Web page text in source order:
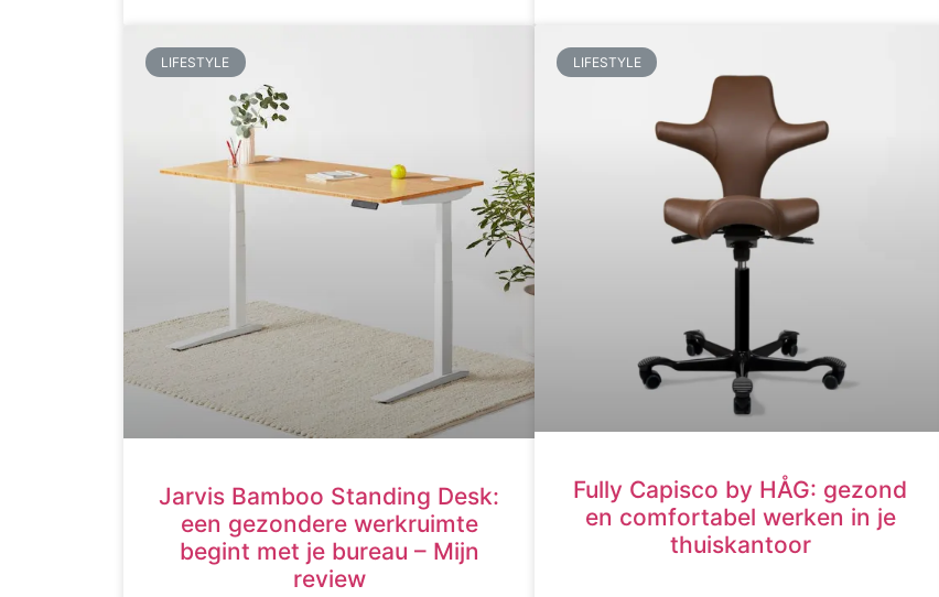
LIFESTYLE
Jarvis Bamboo Standing Desk:
een gezondere werkruimte
begint met je bureau – Mijn
review
LIFESTYLE
Fully Capisco by HÅG: gezond
en comfortabel werken in je
thuiskantoor